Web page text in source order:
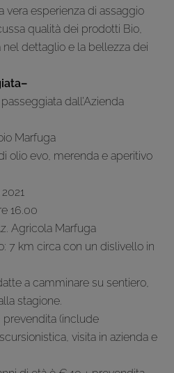
vera esperienza di assaggio
qualità dei prodotti Bio,
dettaglio e la bellezza dei
dall’Azienda
Marfuga
olio evo, merenda e aperitivo
16.00
Agricola Marfuga
7 km circa con un dislivello in
a camminare su sentiero,
stagione.
prevendita (include
visita in azienda e